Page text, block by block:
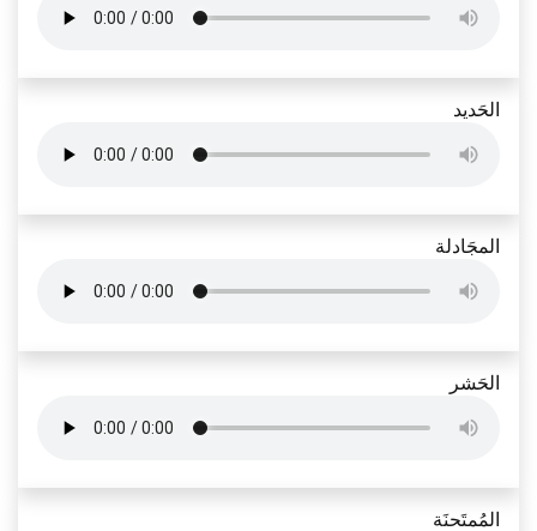
الحَديد
المجَادلة
الحَشر
المُمتَحنَة